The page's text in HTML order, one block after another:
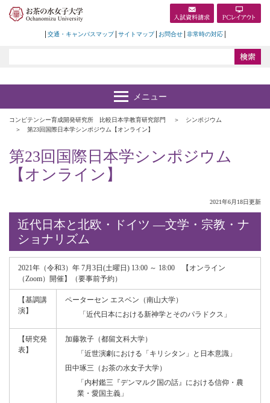
交通・キャンパスマップ サイトマップ お問合せ 非常時の対応
コンピテンシー育成開発研究所 比較日本学教育研究部門
シンポジウム
第23回国際日本学シンポジウム【オンライン】
第23回国際日本学シンポジウム
【オンライン】
2021年6月18日更新
近代日本と北欧・ドイツ ―文学・宗教・ナ
ショナリズム
2021年（令和3）年 7月3日(土曜日) 13:00 ～ 18:00 【オンライン
（Zoom）開催】（要事前予約）
【基調講
演】
ペーターセン エスベン（南山大学）
「近代日本における新神学とそのパラドクス」
【研究発
表】
加藤敦子（都留文科大学）
「近世演劇における「キリシタン」と日本意識」
田中琢三（お茶の水女子大学）
「内村鑑三『デンマルク国の話』における信仰・農
業・愛国主義」